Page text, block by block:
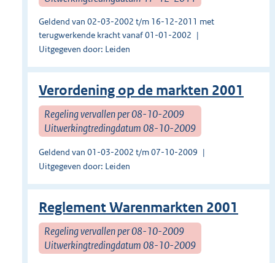
Geldend van 02-03-2002 t/m 16-12-2011 met
terugwerkende kracht vanaf 01-01-2002
Uitgegeven door: Leiden
Verordening op de markten 2001
Regeling vervallen per 08-10-2009
Uitwerkingtredingdatum 08-10-2009
Geldend van 01-03-2002 t/m 07-10-2009
Uitgegeven door: Leiden
Reglement Warenmarkten 2001
Regeling vervallen per 08-10-2009
Uitwerkingtredingdatum 08-10-2009